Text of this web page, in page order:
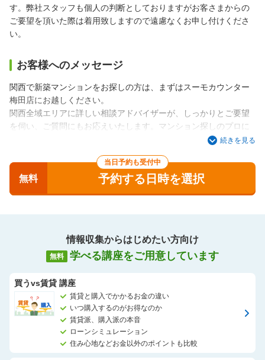
す。弊社スタッフも個人の判断としておりますがお客さまからの
ご要望を頂いた際は着用致しますので遠慮なくお申し付けくださ
い。
お客様へのメッセージ
関西で新築マンションをお探しの方は、まずはスーモカウンター
梅田店にお越しください。
関西全域エリアに詳しい相談アドバイザーが、しっかりとご要望
を伺い、ご質問にもお応えいたします。マンション探しのプロに
ご相談後、安心して次のステップに踏み出すことが出来ます。
良く動けます。
アドバイザー一同、ご来場を心よりお待ちしております。
続きを見る
当日予約も受付中
無料 予約する日時を選択
情報収集からはじめたい方向け
無料 学べる講座をご用意しています
買うvs賃貸 講座
賃貸と購入でかかるお金の違い
いつ購入するのがお得なのか
賃貸派、購入派の本音
ローンシミュレーション
住み心地などお金以外のポイントも比較